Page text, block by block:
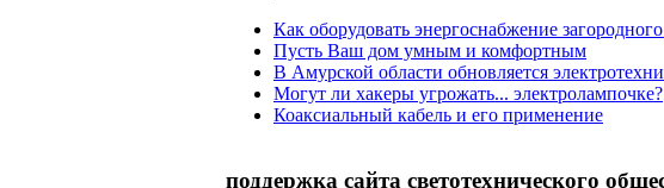
Как оборудовать энергоснабжение
Пусть Ваш дом умным и комфортным
В Амурской области обновляется
Могут ли хакеры угрожать... электролампочке?
Коаксиальный кабель и его применение
поддержка сайта светотехнического